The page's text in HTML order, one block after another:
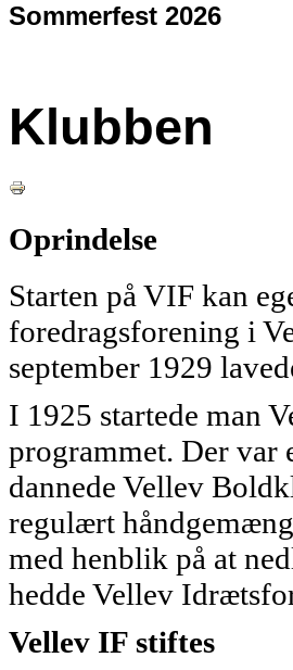
Sommerfest 2026
Klubben
Oprindelse
Starten på VIF kan
foredragsforening i
september 1929
I 1925 startede man
programmet. Der var
dannede Vellev
regulært
med henblik på at
hedde Vellev
Vellev IF stiftes